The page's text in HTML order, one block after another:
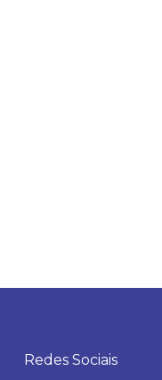
Redes Sociais